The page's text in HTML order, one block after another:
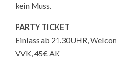
kein Muss.
PARTY TICKET
Einlass ab 21.30UHR,
VVK, 45€ AK